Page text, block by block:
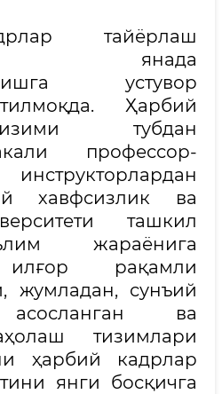
тайёрлаш
янада
устувор
Ҳарбий
тубдан
профессор-
хавфсизлик ва
ташкил
жараёнига
рақамли
жумладан, сунъий
асосланган ва
тизимлари
ҳарбий кадрлар
янги босқичга